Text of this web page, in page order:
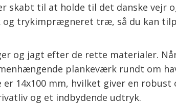
skabt til at holde til det danske vejr
trykimprægneret træ, så du kan
og jagt efter de rette materialer.
plankeværk rundt om
14x100 mm, hvilket giver en
og et indbydende udtryk.